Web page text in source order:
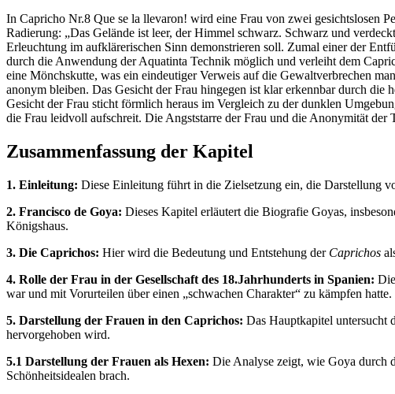
In Capricho Nr.8 Que se la llevaron! wird eine Frau von zwei gesichtslosen
Radierung: „Das Gelände ist leer, der Himmel schwarz. Schwarz und
Erleuchtung im aufklärerischen Sinn demonstrieren soll. Zumal einer der
durch die Anwendung der Aquatinta Technik möglich und verleiht dem
eine Mönchskutte, was ein eindeutiger Verweis auf die Gewaltverbrechen
anonym bleiben. Das Gesicht der Frau hingegen ist klar erkennbar durch
Gesicht der Frau sticht förmlich heraus im Vergleich zu der dunklen
die Frau leidvoll aufschreit. Die Angststarre der Frau und die Anonymität
Zusammenfassung der Kapitel
1. Einleitung: Diese Einleitung führt in die Zielsetzung ein, die Darstellung
2. Francisco de Goya: Dieses Kapitel erläutert die Biografie Goyas,
Königshaus.
3. Die Caprichos: Hier wird die Bedeutung und Entstehung der Caprichos
4. Rolle der Frau in der Gesellschaft des 18.Jahrhunderts in Spanien:
war und mit Vorurteilen über einen „schwachen Charakter“ zu kämpfen hatte.
5. Darstellung der Frauen in den Caprichos: Das Hauptkapitel untersucht
hervorgehoben wird.
5.1 Darstellung der Frauen als Hexen: Die Analyse zeigt, wie Goya durch
Schönheitsidealen brach.